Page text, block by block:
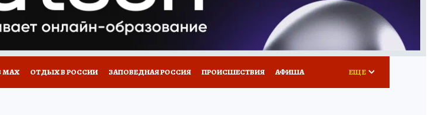
МАХ ОТДЫХ В РОССИИ ЗАПОВЕДНАЯ РОССИЯ ПРОИСШЕСТВИЯ АФИША ЕЩЕ